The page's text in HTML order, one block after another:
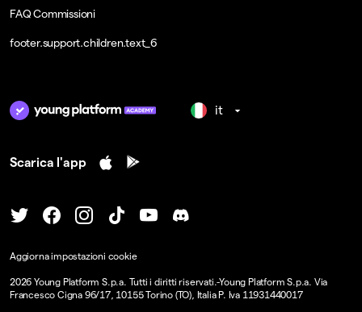
FAQ Commissioni
footer.support.children.text_6
it
Scarica l'app
2026 Young Platform S.p.a. Tutti i diritti riservati.-Young Platform S.p.a. Via
Francesco Cigna 96/17, 10155 Torino (TO), Italia P. Iva 11931440017
Aggiorna impostazioni cookie